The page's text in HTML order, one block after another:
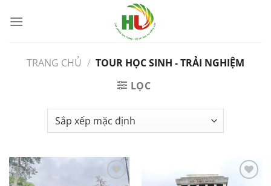
qua
TRANG CHỦ / TOUR HỌC SINH - TRẢI NGHIỆM
LỌC